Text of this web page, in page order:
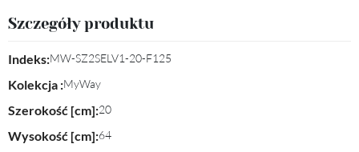
Szczegóły produktu
Indeks:MW-SZ2SELV1-20-F125
Kolekcja :MyWay
Szerokość [cm]:20
Wysokość [cm]:64